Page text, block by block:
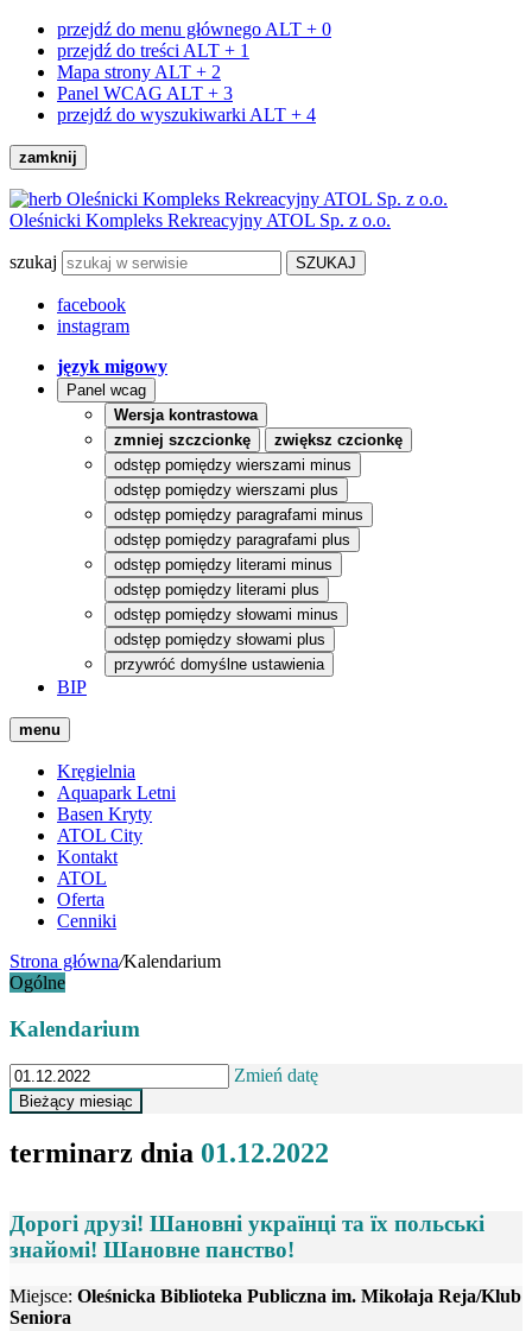
przejdź do menu głównego ALT + 0
przejdź do treści ALT + 1
Mapa strony ALT + 2
Panel WCAG ALT + 3
przejdź do wyszukiwarki ALT + 4
zamknij
Oleśnicki Kompleks Rekreacyjny ATOL Sp. z o.o.
szukaj
facebook
instagram
język migowy
Panel wcag
Wersja kontrastowa
zmniej szczcionkę
zwiększ czcionkę
odstęp pomiędzy wierszami minus
odstęp pomiędzy wierszami plus
odstęp pomiędzy paragrafami minus
odstęp pomiędzy paragrafami plus
odstęp pomiędzy literami minus
odstęp pomiędzy literami plus
odstęp pomiędzy słowami minus
odstęp pomiędzy słowami plus
przywróć domyślne ustawienia
BIP
menu
Kręgielnia
Aquapark Letni
Basen Kryty
ATOL City
Kontakt
ATOL
Oferta
Cenniki
Strona główna/Kalendarium
Ogólne
Kalendarium
Zmień datę
terminarz dnia 01.12.2022
Дорогі друзі! Шановні українці та їх польські
знайомі! Шановне панство!
Miejsce: Oleśnicka Biblioteka Publiczna im. Mikołaja Reja/Klub
Seniora